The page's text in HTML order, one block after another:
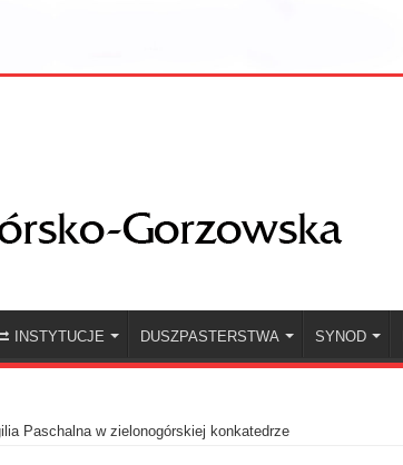
INSTYTUCJE DUSZPASTERSTWA SYNOD
Paschalna w zielonogórskiej konkatedrze